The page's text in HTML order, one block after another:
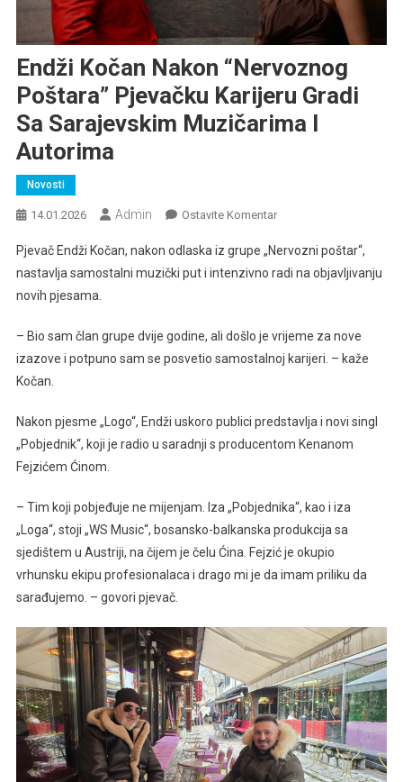
Endži Kočan Nakon “Nervoznog
Poštara” Pjevačku Karijeru Gradi
Sa Sarajevskim Muzičarima I
Autorima
Novosti
14.01.2026 Admin Ostavite KomentarNa
Kočan
Nakon
Pjevačku
Karijeru
Sarajevskim
Muzičarima
Pjevač Endži Kočan, nakon odlaska iz grupe „Nervozni poštar“,
nastavlja samostalni muzički put i intenzivno radi na objavljivanju
novih pjesama.
– Bio sam član grupe dvije godine, ali došlo je vrijeme za nove
izazove i potpuno sam se posvetio samostalnoj karijeri. – kaže
Kočan.
Nakon pjesme „Logo“, Endži uskoro publici predstavlja i novi singl
„Pobjednik“, koji je radio u saradnji s producentom Kenanom
Fejzićem Ćinom.
– Tim koji pobjeđuje ne mijenjam. Iza „Pobjednika“, kao i iza
„Loga“, stoji „WS Music“, bosansko-balkanska produkcija sa
sjedištem u Austriji, na čijem je čelu Ćina. Fejzić je okupio
vrhunsku ekipu profesionalaca i drago mi je da imam priliku da
sarađujemo. – govori pjevač.